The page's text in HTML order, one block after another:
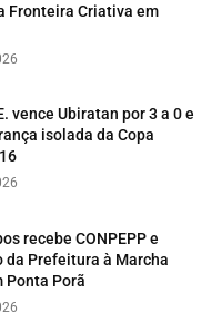
Fronteira Criativa em
vence Ubiratan por 3 a 0 e
isolada da Copa
recebe CONPEPP e
da Prefeitura à Marcha
Ponta Porã